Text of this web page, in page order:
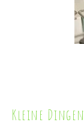
Kleine Dingen